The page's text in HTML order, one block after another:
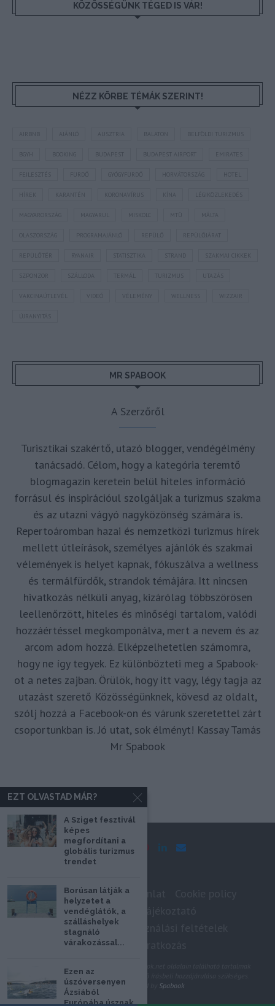
KÖZÖSSÉGÜNK TÉGED IS VÁR!
NÉZZ KÖRBE TÉMÁK SZERINT!
AUSZTRIA BALATON BELFÖLDI TURIZMUS
BUDAPEST BUDAPEST AIRPORT EMIRATES
FEJLESZTÉS HORVÁTORSZÁG HOTEL
KARANTÉN LÉGIKÖZLEKEDÉS
MAGYARORSZÁG MTÜ MÁLTA
OLASZORSZÁG REPÜLŐJÁRAT
REPÜLŐTÉR STATISZTIKA STRAND SZAKMAI CIKKEK
SZPONZOR SZÁLLODA TERMÁL TURIZMUS UTAZÁS
VAKCINAÚTLEVÉL WIZZAIR
ÚJRANYITÁS
MR SPABOOK
A Szerzőről
Turisztikai szakértő, utazó blogger, vendégélmény
tanácsadó. Célom, hogy a kategória teremtő
blogmagazin keretein belül hiteles információ
forrásul és inspirációul szolgáljak a turizmus szakma
és az utazni vágyó nagyközönség számára is.
Repertoáromban hazai és nemzetközi turizmus hírek
mellett útleírások, személyes ajánlók és szakmai
vélemények is helyet kapnak, fókuszálva a wellness
és termálfürdők, strandok témájára. Itt nincsen
hivatkozás nélküli anyag, kizárólag többszörösen
leellenőrzött, hiteles és minőségi tartalom, valódi
hozzáértéssel megkomponálva, mert a nevem és az
arcom adom hozzá. Elképzelhetetlen számomra,
hogy ne így tegyek. Ez különbözteti meg a Spabook-
ot a netes zajban. Örülök, hogy itt vagy, légy tagja az
utazást szerető Közösségünknek, kövesd az oldalt,
szólj hozzá a Facebook-on és várunk szeretettel zárt
csoportunkban is. Jó utat, sok élményt! Kassay Tamás
Mr Spabook
Impresszum Médiaajánlat
Adatkezelési tájékoztató
Szerzői jogok, felhasználási feltételek
Hírlevél feliratkozás
felhasználásához, újraközléséhez a szerző írásbeli hozzájárulása szükséges.
All Rights Reserved by Spabook
EZT OLVASTAD MÁR?
A Sziget fesztivál
képes
megfordítani a
globális turizmus
trendet
Borúsan látják a
helyzetet a
vendéglátók, a
szálláshelyek
stagnáló
várakozással...
Ezen az
úszóversenyen
Ázsiából
Európába úsznak